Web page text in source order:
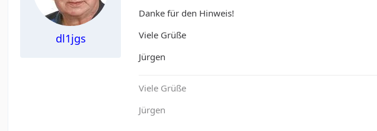
dl1jgs
Danke für den Hinweis!
Viele Grüße
Jürgen
Viele Grüße
Jürgen